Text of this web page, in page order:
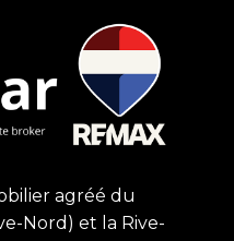
agréé du
Nord) et la Rive-